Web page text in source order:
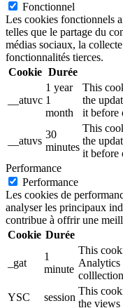
Fonctionnel
Les cookies fonctionnels
telles que le partage du
médias sociaux, la
fonctionnalités tierces.
Cookie Durée
__atuvc
1 year
1
month
This
the
it before
__atuvs
30
minutes
This
the
it before
Performance
Performance
Les cookies de
analyser les principaux
contribue à offrir une
Cookie Durée
_gat
1
minute
This
Analytics
YSC
session
This
the views